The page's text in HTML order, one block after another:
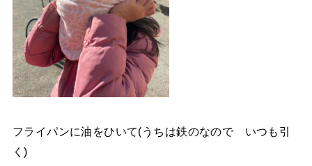
フライパンに油をひいて( うちは鉄のなので いつも引
く)